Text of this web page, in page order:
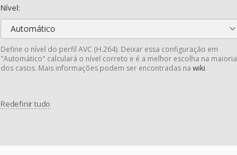
Nível:
Automático
Define o nível do perfil AVC (H.264). Deixar essa configuração em
"Automático" calculará o nível correto e é a melhor escolha na maioria
dos casos. Mais informações podem ser encontradas na wiki.
Redefinir tudo